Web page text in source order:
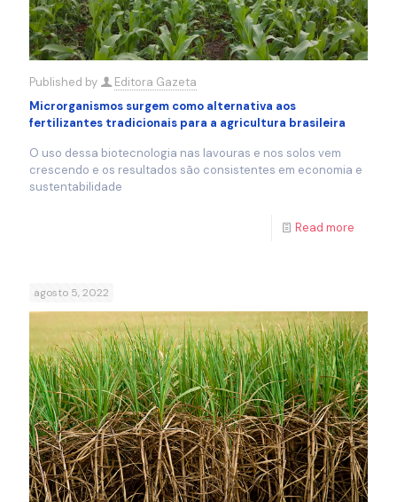
Published by
Editora Gazeta
Microrganismos surgem como alternativa aos
fertilizantes tradicionais para a agricultura brasileira
O uso dessa biotecnologia nas lavouras e nos solos vem
crescendo e os resultados são consistentes em economia e
sustentabilidade
Read more
agosto 5, 2022